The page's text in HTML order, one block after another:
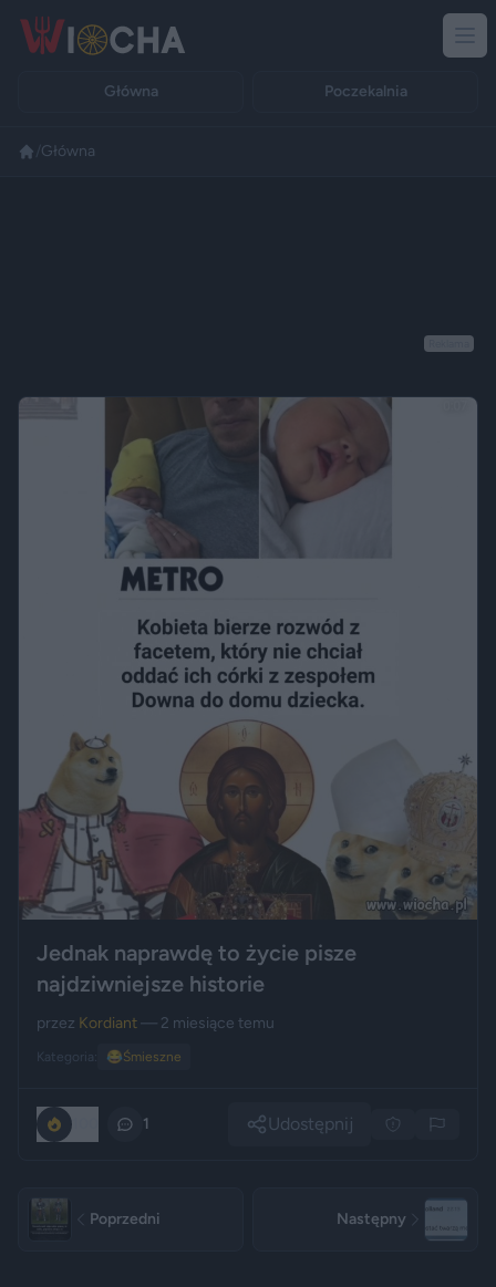
Główna Poczekalnia
Główna
Jednak naprawdę to życie pisze
najdziwniejsze historie
przez Kordiant— 2 miesiące temu
Kategoria: 😂Śmieszne
1 Udostępnij
Poprzedni Następny